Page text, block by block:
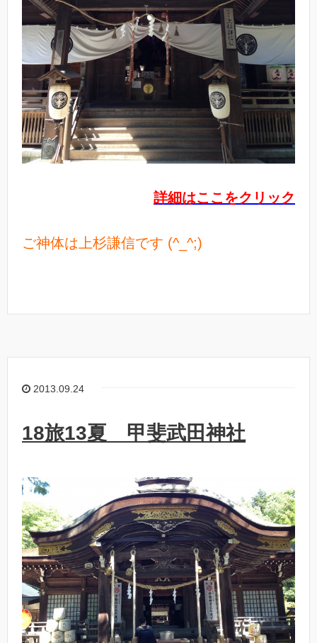
詳細はここをクリック
ご神体は上杉謙信です (^_^;)
2013.09.24
18旅13夏 甲斐武田神社